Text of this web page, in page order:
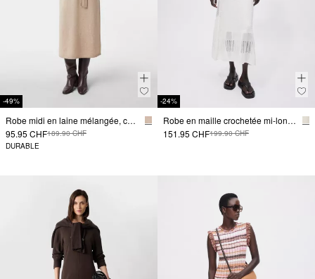
-49%
Robe midi en laine mélangée, coupe décontractée
95.95 CHF189.90 CHF
DURABLE
-24%
Robe en maille crochetée mi-longueur
151.95 CHF199.90 CHF